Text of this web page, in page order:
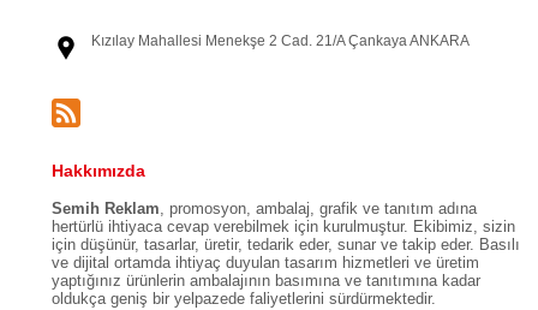
Kızılay Mahallesi Menekşe 2 Cad. 21/A Çankaya ANKARA
Hakkımızda
Semih Reklam, promosyon, ambalaj, grafik ve tanıtım adına
hertürlü ihtiyaca cevap verebilmek için kurulmuştur. Ekibimiz, sizin
için düşünür, tasarlar, üretir, tedarik eder, sunar ve takip eder. Basılı
ve dijital ortamda ihtiyaç duyulan tasarım hizmetleri ve üretim
yaptığınız ürünlerin ambalajının basımına ve tanıtımına kadar
oldukça geniş bir yelpazede faliyetlerini sürdürmektedir.